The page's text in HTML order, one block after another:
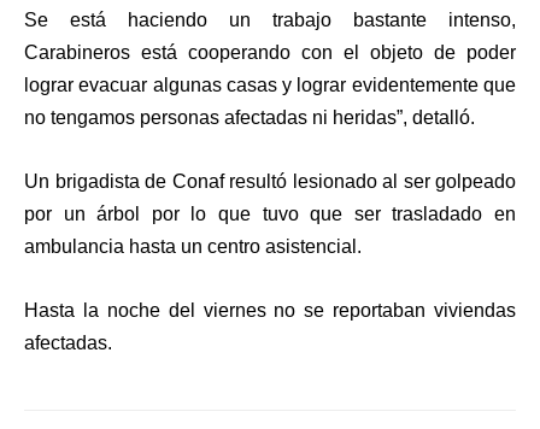
Se está haciendo un trabajo bastante intenso,
Carabineros está cooperando con el objeto de poder
lograr evacuar algunas casas y lograr evidentemente que
no tengamos personas afectadas ni heridas”, detalló.
Un brigadista de Conaf resultó lesionado al ser golpeado
por un árbol por lo que tuvo que ser trasladado en
ambulancia hasta un centro asistencial.
Hasta la noche del viernes no se reportaban viviendas
afectadas.